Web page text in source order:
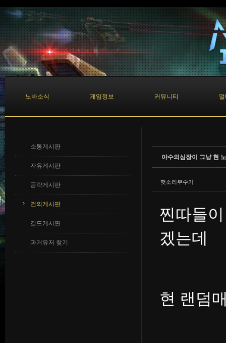
노바소식 게임정보 커뮤니티
소통게시판
자유게시판
공략게시판
건의게시판
길드게시판
과거유저 찾기
야수의심장이 그냥 현
헛소리부수기
찐따들
겠는데
현 랜덤
Sketchbook5, 스케치북5
Sketchbook5, 스케치북5